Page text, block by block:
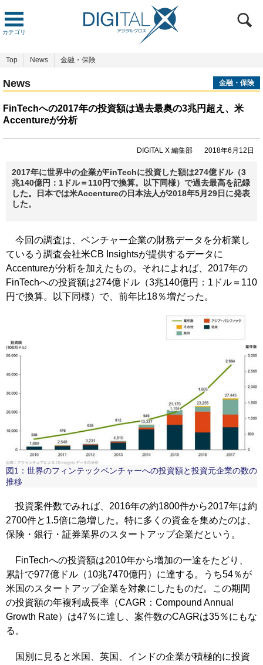
カテゴリ
Top News 金融・保険
News 金融・保険
FinTechへの2017年の投資額は過去最奥の3兆円超え、米
Accentureが分析
DIGITAL X 編集部 2018年6月12日
2017年に世界中の企業がFinTechに投資した額は274億ドル（3
兆140億円：1ドル＝110円で換算。以下同様）で過去最高を記録
した。日本では米Accentureの日本法人が2018年5月29日に発表
した。
今回の調査は、ベンチャー企業の財務データを分析業し
ているう調査会社米CB Insightsが提供するデータに
Accentureが分析を加えたもの。それによれば、2017年の
FinTechへの投資額は274億ドル（3兆140億円：1ドル＝110
円で換算。以下同様）で、前年比18％増だった。
図1：世界のフィンテックベンチャーへの投資額と投資元企業の数の
推移
投資案件数でみれば、2016年の約1800件から2017年は約
2700件と1.5倍に急増した。特に多くの資金を集めたのは、
保険・銀行・証券業界のスタートアップ企業だという。
FinTechへの投資額は2010年から増加の一途をたどり、
累計で977億ドル（10兆7470億円）に達する。うち54％が
米国のスタートアップ企業を対象にしたものだ。この期間
の投資額の年複利成長率（CAGR：Compound Annual
Growth Rate）は47％に達し、案件数のCAGRは35％にもな
る。
国別に見ると米国、英国、インドの企業が積極的に投資